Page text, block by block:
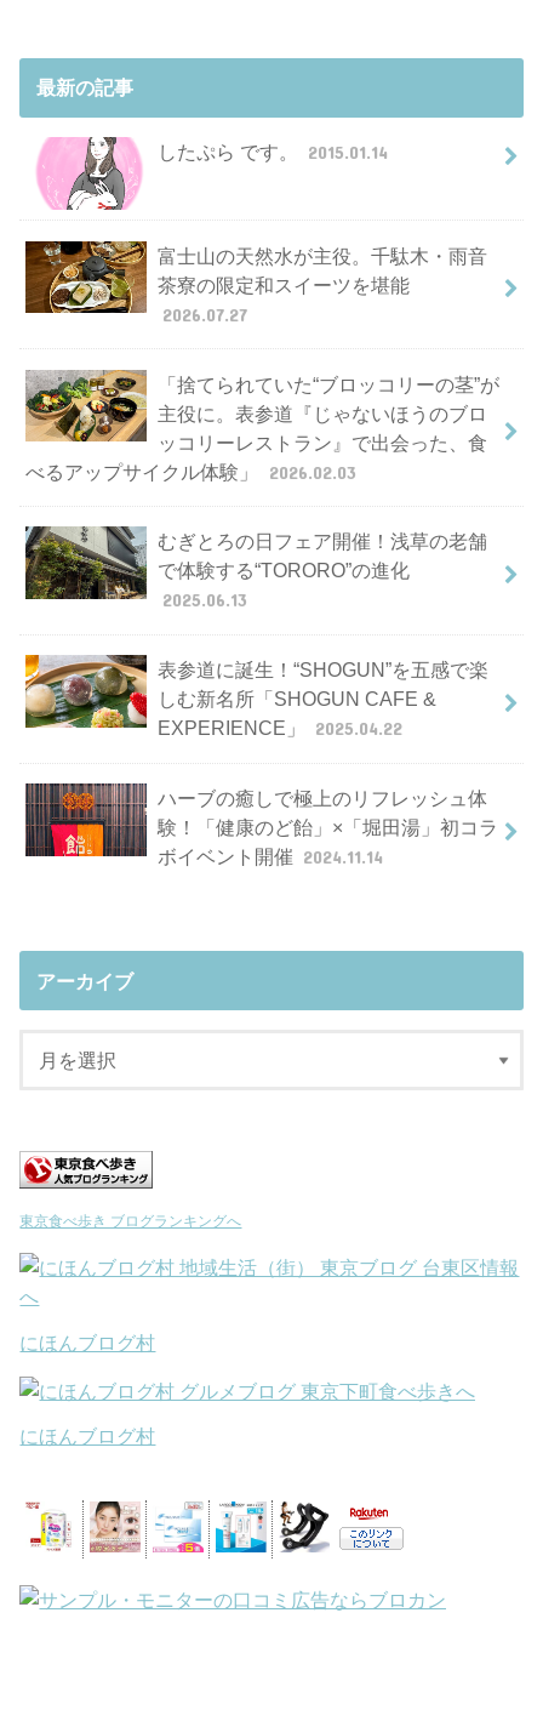
最新の記事
したぷら です。 2015.01.14
富士山の天然水が主役。千駄木・雨音
茶寮の限定和スイーツを堪能
2026.07.27
「捨てられていた“ブロッコリーの茎”が
主役に。表参道『じゃないほうのブロ
ッコリーレストラン』で出会った、食
べるアップサイクル体験」
2026.02.03
むぎとろの日フェア開催！浅草の老舗
で体験する“TORORO”の進化
2025.06.13
表参道に誕生！“SHOGUN”を五感で楽
しむ新名所「SHOGUN CAFE &
EXPERIENCE」
2025.04.22
ハーブの癒しで極上のリフレッシュ体
験！「健康のど飴」×「堀田湯」初コラ
ボイベント開催 2024.11.14
アーカイブ
東京食べ歩き ブログランキングへ
にほんブログ村
にほんブログ村